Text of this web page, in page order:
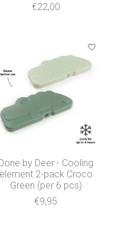
€22,00
by Deer - Cooling
element 2-pack Croco
Green (per 6 pcs)
€9,95